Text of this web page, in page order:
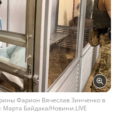
Фарион Вячеслав Зинченко в
Марта Байдака/Новини.LIVE